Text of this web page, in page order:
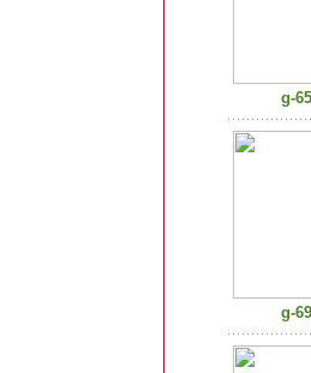
g-65
g-69